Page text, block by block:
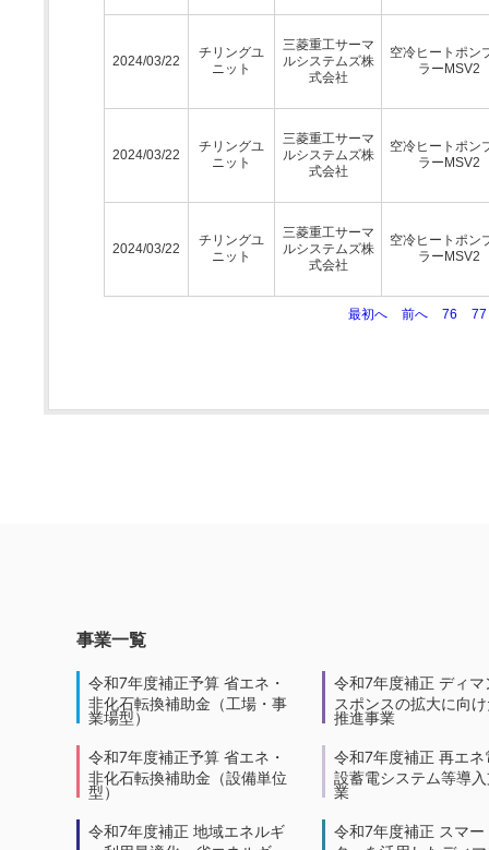
2024/03/22
チリングユ
ニット
三菱重工サーマ
ルシステムズ株
式会社
空冷ヒートポン
ラーMSV2
2024/03/22
チリングユ
ニット
三菱重工サーマ
ルシステムズ株
式会社
空冷ヒートポン
ラーMSV2
2024/03/22
チリングユ
ニット
三菱重工サーマ
ルシステムズ株
式会社
空冷ヒートポン
ラーMSV2
最初へ 前へ 76 77
事業一覧
令和7年度補正予算 省エネ・
非化石転換補助金（工場・事
業場型）
令和7年度補正予算 省エネ・
非化石転換補助金（設備単位
型）
令和7年度補正 地域エネルギ
令和7年度補正 ディマ
スポンスの拡大に向
推進事業
令和7年度補正 再エネ
設蓄電システム等導
業
令和7年度補正 スマー